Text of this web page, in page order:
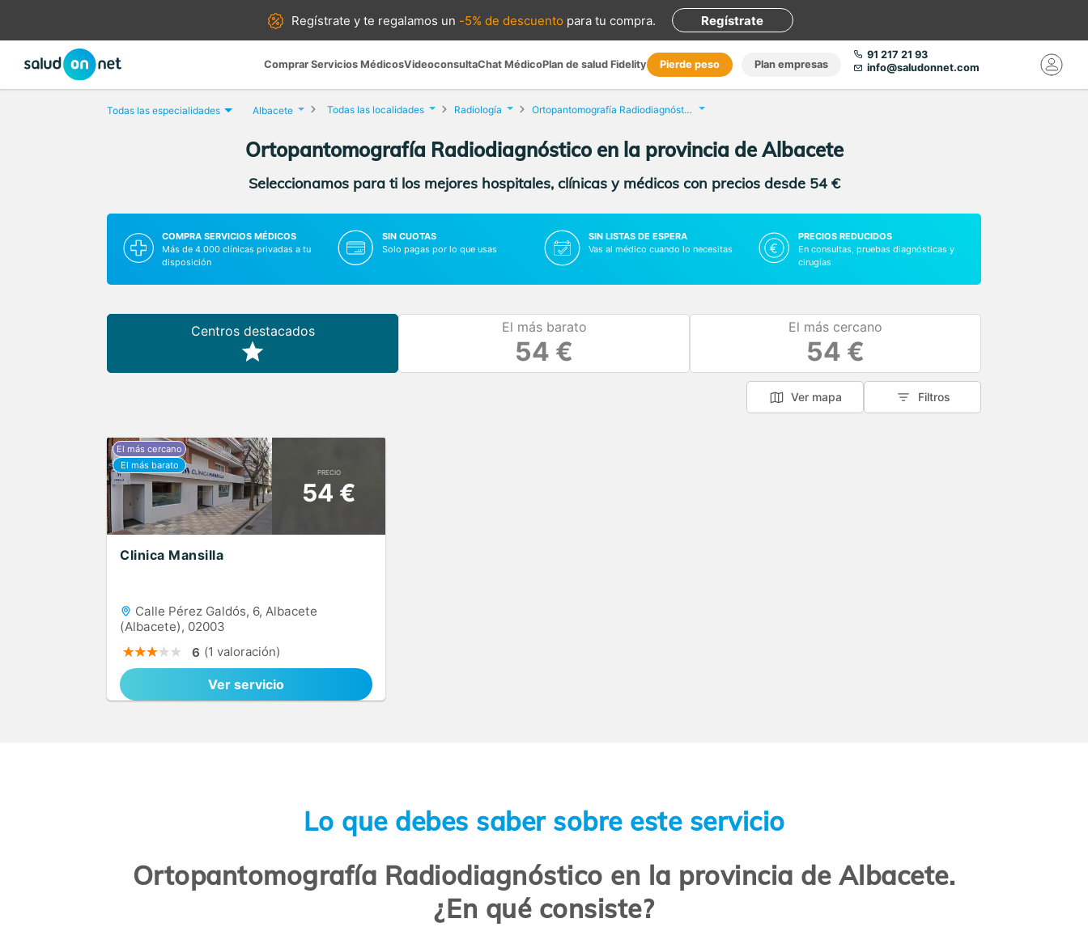
Regístrate yte regalamos un -5% de descuento para tu compra. Regístrate
Comprar Servicios MédicosVideoconsultaChat MédicoPlan de salud Fidelity Pierde peso Plan empresas
91 217 21 93
info@saludonnet.com
Todas las especialidades Albacete Todas las localidades Radiología Ortopantomografía Radiodiagnóstico
Ortopantomografía Radiodiagnóstico en la provincia de Albacete
Seleccionamos para ti los mejores hospitales, clínicas y médicos con precios desde 54 €
COMPRA SERVICIOS MÉDICOS
Más de 4.000 clínicas privadas a tu
disposición
SIN CUOTAS
Solo pagas por lo que usas
SIN LISTAS DE ESPERA
Vas al médico cuando lo necesitas
PRECIOS REDUCIDOS
En consultas, pruebas diagnósticas y
cirugías
Centros destacados El más barato
54 €
El más cercano
54 €
Ver mapa Filtros
PRECIO
54 €
Clinica Mansilla
Calle Pérez Galdós, 6, Albacete
(Albacete), 02003
6 (1 valoración)
Ver servicio
Lo que debes saber sobre este servicio
Ortopantomografía Radiodiagnóstico en la provincia de Albacete.
¿En qué consiste?